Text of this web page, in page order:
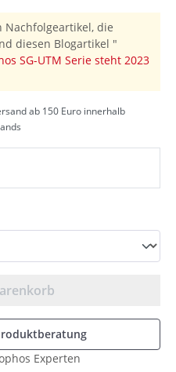
Nachfolgeartikel, die
diesen Blogartikel "
SG-UTM Serie steht 2023
ab 150 Euro innerhalb
Experten